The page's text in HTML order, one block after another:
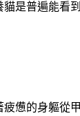
是普遍能看到
疲憊的身軀從